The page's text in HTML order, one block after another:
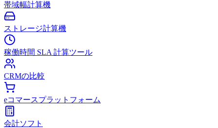
帯域幅計算機
ストレージ計算機
稼働時間 SLA 計算ツール
CRMの比較
eコマースプラットフォーム
会計ソフト